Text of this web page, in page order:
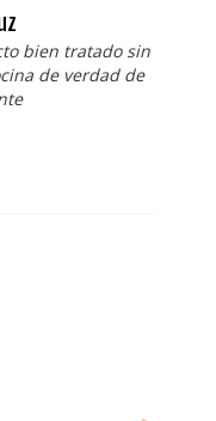
bien tratado sin
de verdad de